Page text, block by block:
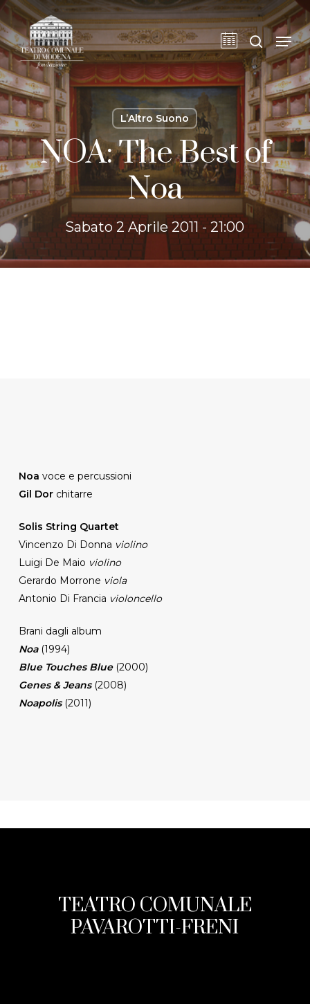
Skip
to
main
content
cerca
L’Altro Suono
NOA: The Best of
Noa
Sabato 2 Aprile 2011 - 21:00
Noa voce e percussioni
Gil Dorchitarre
Solis String Quartet
Vincenzo Di Donna violino
Luigi De Maio violino
Gerardo Morrone viola
Antonio Di Francia violoncello
Brani dagli album
Noa(1994)
Blue Touches Blue(2000)
Genes & Jeans(2008)
Noapolis(2011)
TEATRO COMUNALE
PAVAROTTI-FRENI